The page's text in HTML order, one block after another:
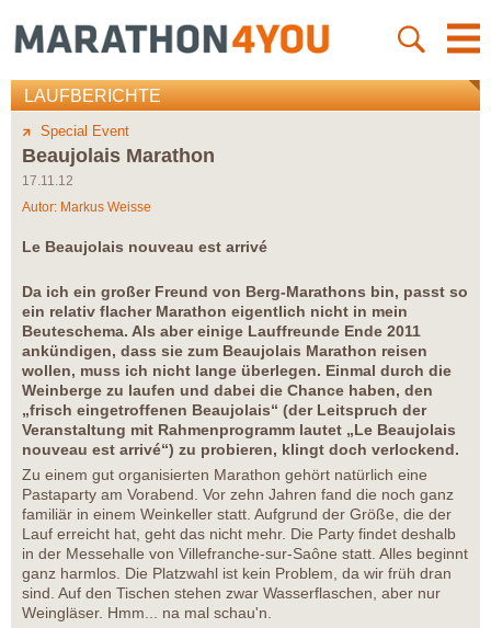
LAUFBERICHTE
Special Event
Beaujolais Marathon
17.11.12
Autor: Markus Weisse
Le Beaujolais nouveau est arrivé
Da ich ein großer Freund von Berg-Marathons bin, passt so
ein relativ flacher Marathon eigentlich nicht in mein
Beuteschema. Als aber einige Lauffreunde Ende 2011
ankündigen, dass sie zum Beaujolais Marathon reisen
wollen, muss ich nicht lange überlegen. Einmal durch die
Weinberge zu laufen und dabei die Chance haben, den
„frisch eingetroffenen Beaujolais“ (der Leitspruch der
Veranstaltung mit Rahmenprogramm lautet „Le Beaujolais
nouveau est arrivé“) zu probieren, klingt doch verlockend.
Zu einem gut organisierten Marathon gehört natürlich eine
Pastaparty am Vorabend. Vor zehn Jahren fand die noch ganz
familiär in einem Weinkeller statt. Aufgrund der Größe, die der
Lauf erreicht hat, geht das nicht mehr. Die Party findet deshalb
in der Messehalle von Villefranche-sur-Saône statt. Alles beginnt
ganz harmlos. Die Platzwahl ist kein Problem, da wir früh dran
sind. Auf den Tischen stehen zwar Wasserflaschen, aber nur
Weingläser. Hmm... na mal schau'n.